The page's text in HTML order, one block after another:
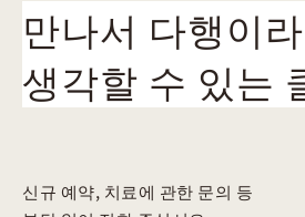
만나서 다행이
생각할 수 있는
신규 예약, 치료에 관한 문의 등